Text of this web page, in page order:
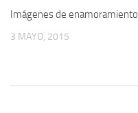
Imágenes de enamoramiento
3 MAYO, 2015